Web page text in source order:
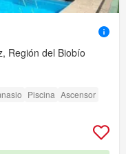
Región del Biobío
Piscina Ascensor